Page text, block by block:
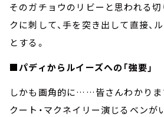
そのガチョウのリビーと思われる切
クに刺して、手を突き出して直接、
とする。
■パディからルイーズへの「強要」
しかも画角的に……皆さんわかりま
クート・マクネイリー演じるベンが